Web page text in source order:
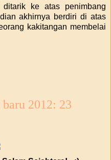
ke atas penimbang
akhirnya berdiri di atas
kakitangan membelai
2012: 23